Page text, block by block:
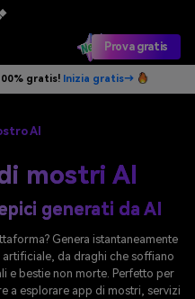
Prova gratis
gratis! Inizia gratis→
AI
mostri AI
generati da AI
Genera istantaneamente
da draghi che soffiano
e bestie non morte. Perfetto per
a esplorare app di mostri, servizi